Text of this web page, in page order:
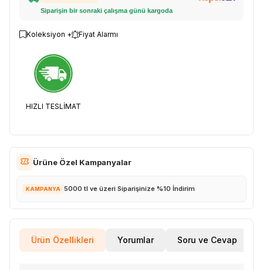
Siparişin bir sonraki çalışma günü kargoda
Koleksiyon + Fiyat Alarmı
HIZLI TESLİMAT
Ürüne Özel Kampanyalar
KAMPANYA 5000 tl ve üzeri Siparişinize %10 İndirim
Ürün Özellikleri Yorumlar Soru ve Cevap